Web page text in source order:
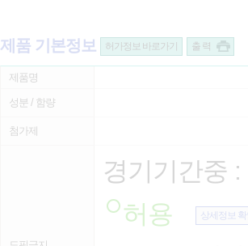
제품 기본정보 허가정보 바로가기 출 력
제품명
성분 / 함량
첨가제
경기기간중 :
허용
상세정보 확